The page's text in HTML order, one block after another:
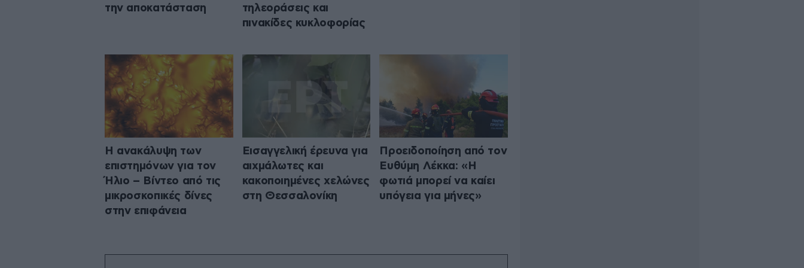
την αποκατάσταση
τηλεοράσεις και
πινακίδες κυκλοφορίας
Η ανακάλυψη των
επιστημόνων για τον
Ήλιο – Βίντεο από τις
μικροσκοπικές δίνες
στην επιφάνεια
Εισαγγελική έρευνα για
αιχμάλωτες και
κακοποιημένες χελώνες
στη Θεσσαλονίκη
Προειδοποίηση από τον
Ευθύμη Λέκκα: «Η
φωτιά μπορεί να καίει
υπόγεια για μήνες»